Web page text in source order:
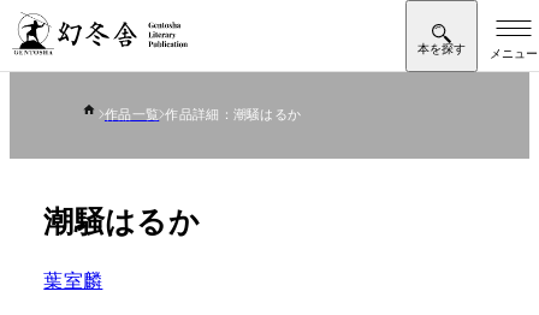
作品一覧 作品詳細：潮騒はるか
潮騒はるか
葉室麟